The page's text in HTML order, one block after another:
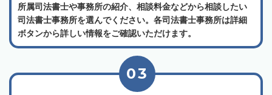
所属司法書士や事務所の紹介、相談料金などから相談したい
司法書士事務所を選んでください。各司法書士事務所は詳細
ボタンから詳しい情報をご確認いただけます。
03